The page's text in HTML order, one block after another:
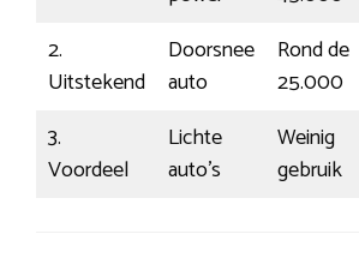
2.
Uitstekend
Doorsnee
auto
Rond de
25.000
3.
Voordeel
Lichte
auto’s
Weinig
gebruik